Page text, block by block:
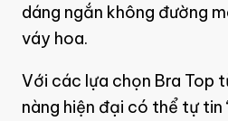
dáng ngắn không đường
váy hoa.
Với các lựa chọn Bra Top
nàng hiện đại có thể tự tin